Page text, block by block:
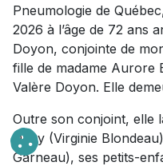
Pneumologie de
2026 à l’âge de 72 ans
Doyon, conjointe de
fille de madame Aurore
Valère Doyon. Elle
Outre son conjoint, elle
Dany (Virginie
Garneau), ses petits-